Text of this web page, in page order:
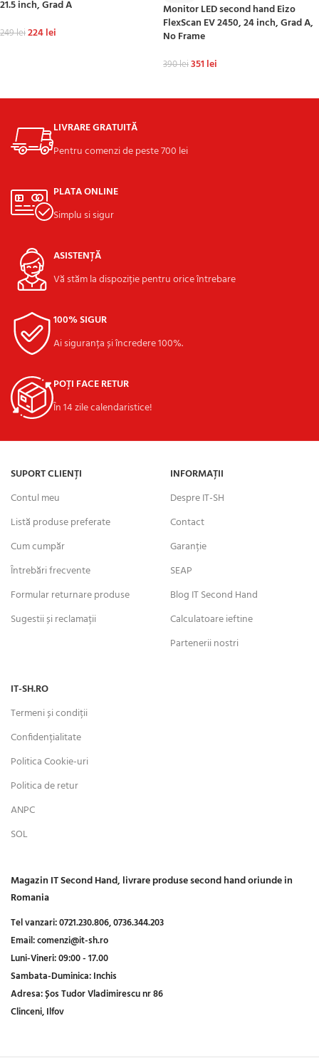
21.5 inch, Grad A
249lei224lei
Monitor LED second hand Eizo
FlexScan EV 2450, 24 inch, Grad A,
No Frame
390lei351 lei
LIVRARE GRATUITĂ
Pentru comenzi de peste 700 lei
PLATA ONLINE
Simplu si sigur
ASISTENȚĂ
Vă stăm la dispoziție pentru orice întrebare
100% SIGUR
Ai siguranța și încredere 100%.
POȚI FACE RETUR
În 14 zile calendaristice!
SUPORT CLIENȚI
Contul meu
Listă produse preferate
Cum cumpăr
Întrebări frecvente
Formular returnare produse
Sugestii și reclamații
INFORMAȚII
Despre IT-SH
Contact
Garanție
SEAP
Blog IT Second Hand
Calculatoare ieftine
Partenerii nostri
IT-SH.RO
Termeni și condiții
Confidențialitate
Politica Cookie-uri
Politica de retur
ANPC
SOL
Magazin IT Second Hand, livrare produse second hand oriunde in
Romania
Tel vanzari:0721.230.806,0736.344.203
Email:comenzi@it-sh.ro
Luni-Vineri:09:00 - 17.00
Sambata-Duminica:Inchis
Adresa:Șos Tudor Vladimirescu nr 86
Clinceni, Ilfov